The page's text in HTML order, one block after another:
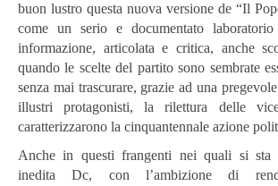
buon lustro questa nuova versione de “Il
come un serio e documentato
informazione, articolata e critica, anche
quando le scelte del partito sono sembrate
senza mai trascurare, grazie ad una
illustri protagonisti, la rilettura delle
caratterizzarono la cinquantennale azione
Anche in questi frangenti nei quali si sta
inedita Dc, con l’ambizione di